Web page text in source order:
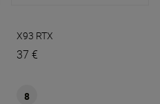
X93 RTX
37 €
8